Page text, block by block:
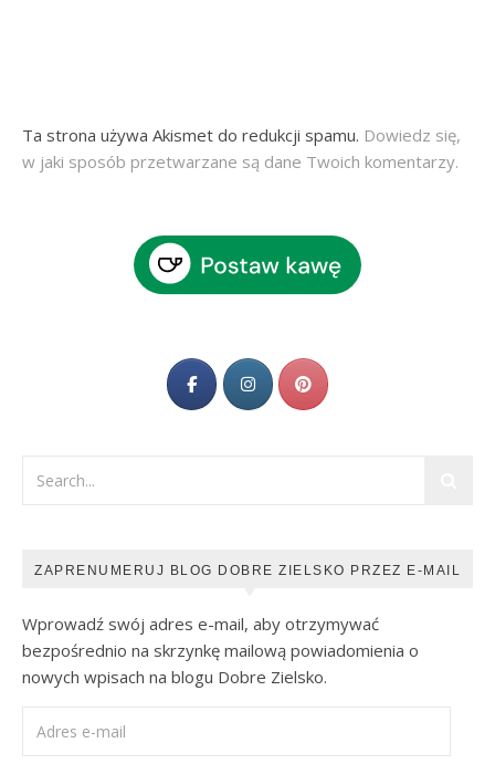
Ta strona używa Akismet do redukcji spamu. Dowiedz się,
w jaki sposób przetwarzane są dane Twoich komentarzy.
ZAPRENUMERUJ BLOG DOBRE ZIELSKO PRZEZ E-MAIL
Wprowadź swój adres e-mail, aby otrzymywać
bezpośrednio na skrzynkę mailową powiadomienia o
nowych wpisach na blogu Dobre Zielsko.